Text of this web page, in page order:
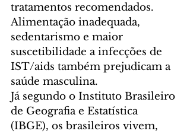
tratamentos recomendados.
Alimentação inadequada,
sedentarismo e maior
suscetibilidade a infecções de
IST/aids também prejudicam a
saúde masculina.
Já segundo o Instituto Brasileiro
de Geografia e Estatística
(IBGE), os brasileiros vivem,